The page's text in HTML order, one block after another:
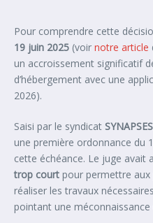
Pour comprendre cette
19 juin 2025 (voir notre article
un accroissement significatif
d’hébergement avec une
2026).
Saisi par le syndicat SYNAPSES
une première ordonnance du
cette échéance. Le juge avait
trop court pour permettre
réaliser les travaux
pointant une méconnaissance